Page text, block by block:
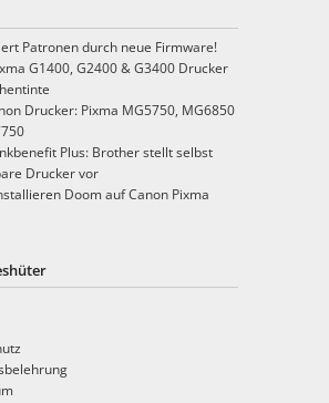
Patronen durch neue Firmware!
G1400, G2400 & G3400 Drucker
Drucker: Pixma MG5750, MG6850
Plus: Brother stellt selbst
Drucker vor
Doom auf Canon Pixma